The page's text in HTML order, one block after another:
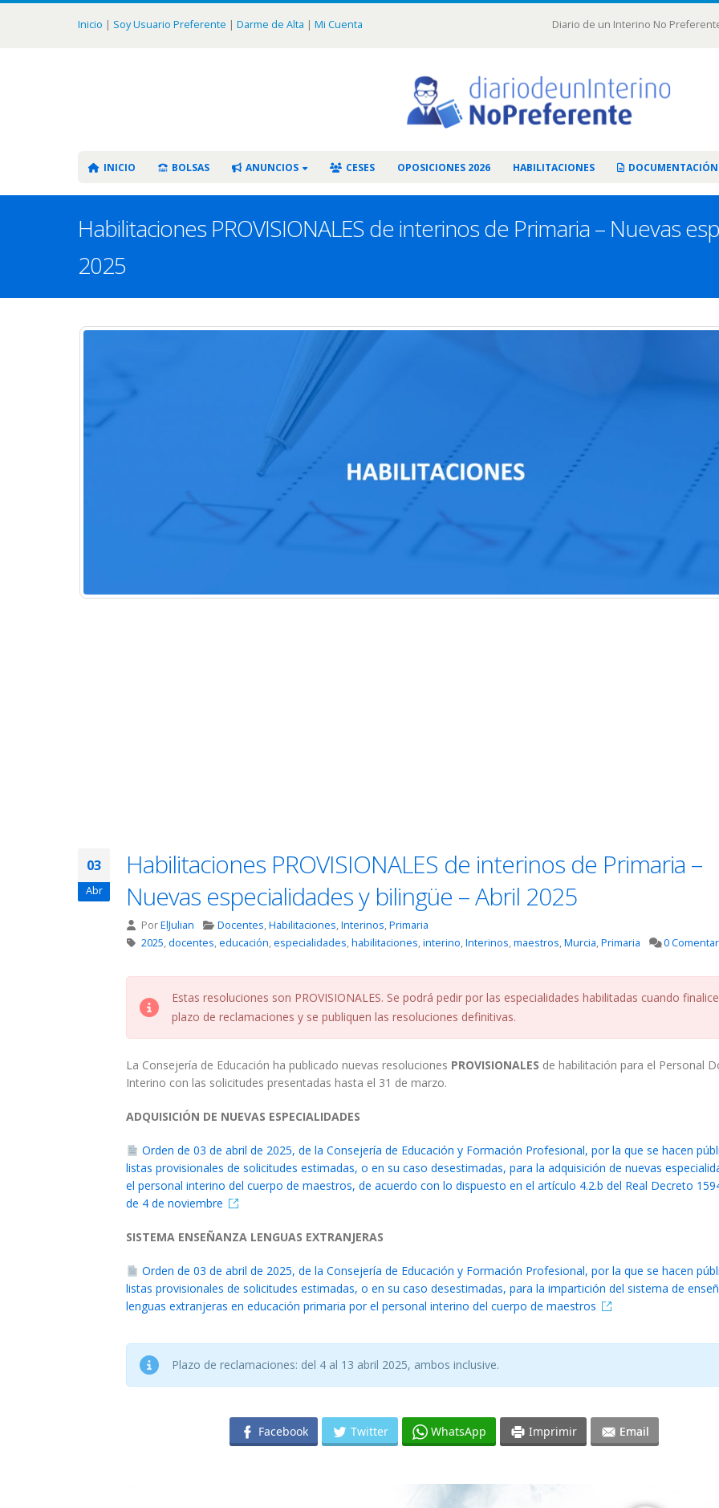
Inicio | Soy Usuario Preferente | Darme de Alta | Mi Cuenta Diario de un Interino No
INICIO BOLSAS ANUNCIOS CESES OPOSICIONES 2026 HABILITACIONES DOCUMENTACIÓN
Habilitaciones PROVISIONALES de interinos de Primaria – Nuevas
2025
03
Abr
Habilitaciones PROVISIONALES de interinos de Primaria –
Nuevas especialidades y bilingüe – Abril 2025
PorElJulian Docentes,Habilitaciones,Interinos,Primaria
2025,docentes,educación,especialidades,habilitaciones,interino,Interinos,maestros,Murcia,Primaria 0
Estas resoluciones son PROVISIONALES. Se podrá pedir por las especialidades habilitadas cuando
plazo de reclamaciones y se publiquen las resoluciones definitivas.
La Consejería de Educación ha publicado nuevas resoluciones PROVISIONALES de habilitación para el Personal
Interino con las solicitudes presentadas hasta el 31 de marzo.
ADQUISICIÓN DE NUEVAS ESPECIALIDADES
Orden de 03 de abril de 2025, de la Consejería de Educación y Formación Profesional, por la que se hacen
listas provisionales de solicitudes estimadas, o en su caso desestimadas, para la adquisición de nuevas
el personal interino del cuerpo de maestros, de acuerdo con lo dispuesto en el artículo 4.2.b del Real Decreto
de 4 de noviembre
SISTEMA ENSEÑANZA LENGUAS EXTRANJERAS
Orden de 03 de abril de 2025, de la Consejería de Educación y Formación Profesional, por la que se hacen
listas provisionales de solicitudes estimadas, o en su caso desestimadas, para la impartición del sistema de
lenguas extranjeras en educación primaria por el personal interino del cuerpo de maestros
Plazo de reclamaciones: del 4 al 13 abril 2025, ambos inclusive.
Facebook Twitter WhatsApp Imprimir Email